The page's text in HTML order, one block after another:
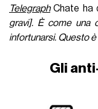
TelegraphChate ha
gravi]. È come una
infortunarsi. Questo
Gli